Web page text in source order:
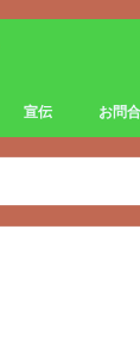
宣伝 お問